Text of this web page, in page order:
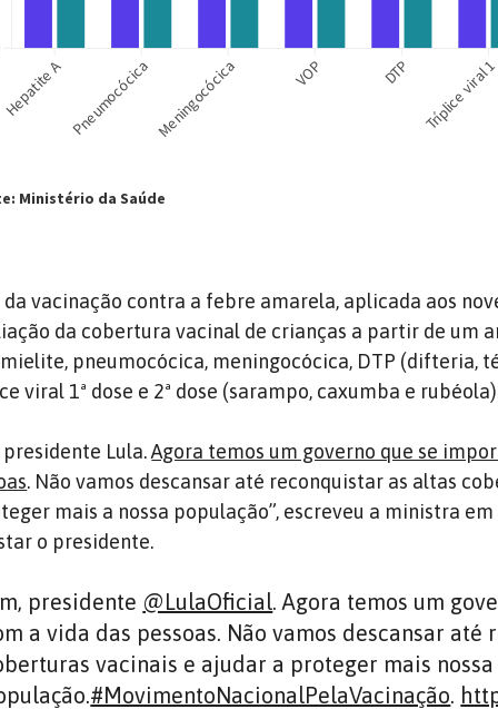
da vacinação contra a febre amarela, aplicada aos
da cobertura vacinal de crianças a partir de um
pneumocócica, meningocócica, DTP (difteria,
viral 1ª dose e 2ª dose (sarampo, caxumba e
presidente Lula.Agora temos um governo que se
. Não vamos descansar até reconquistar as altas
mais a nossa população”, escreveu a ministra
o presidente.
presidente @LulaOficial. Agora temos um
a vida das pessoas. Não vamos descansar até
vacinais e ajudar a proteger mais nossa
#MovimentoNacionalPelaVacinação.